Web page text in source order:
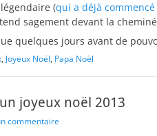
(qui a déjà
sagement devant la
quelques jours avant de
, Joyeux Noël, Papa Noël
joyeux noël 2013
commentaire